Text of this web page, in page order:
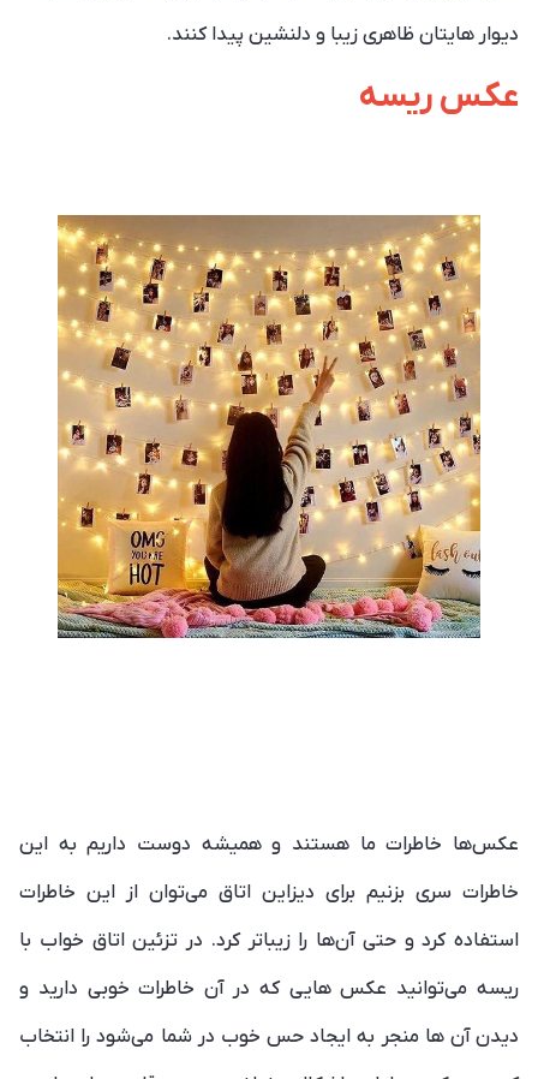
دیوار هایتان ظاهری زیبا و دلنشین پیدا کنند.
عکس ریسه
عکس‌ها خاطرات ما هستند و همیشه دوست داریم به این
خاطرات سری بزنیم برای دیزاین اتاق می‌توان از این خاطرات
استفاده کرد و حتی آن‌ها را زیباتر کرد. در تزئین اتاق خواب با
ریسه می‌توانید عکس هایی که در آن خاطرات خوبی دارید و
دیدن آن ها منجر به ایجاد حس خوب در شما می‌شود را انتخاب